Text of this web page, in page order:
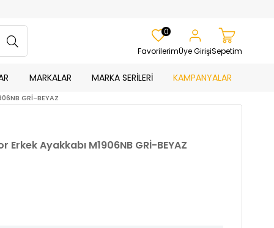
Favorilerim
0
Üye GirişiSepetim
MARKALAR MARKA SERİLERİ KAMPANYALAR
GRİ-BEYAZ
Ayakkabı M1906NB GRİ-BEYAZ